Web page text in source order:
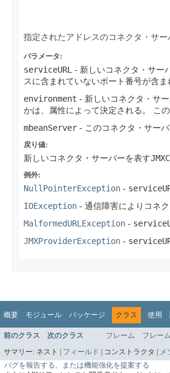
指定されたアドレスのコネクタ・サー
パラメータ:
serviceURL - 新しいコネクタ・サー
スに含まれていないポート番号が含ま
environment - 新しいコネクタ・サ
かは、属性によって決定される。
こ
mbeanServer - このコネクタ・サーバ
戻り値:
新しいコネクタ・サーバーを表す
例外:
NullPointerException -
IOException - 通信障害によりコネ
MalformedURLException -
JMXProviderException -
概要 モジュール パッケージ クラス 使用
前のクラス 次のクラス フレーム フレー
サマリー: ネスト | フィールド | コンストラクタ | メ
バグを報告する、または機能強化を提案する